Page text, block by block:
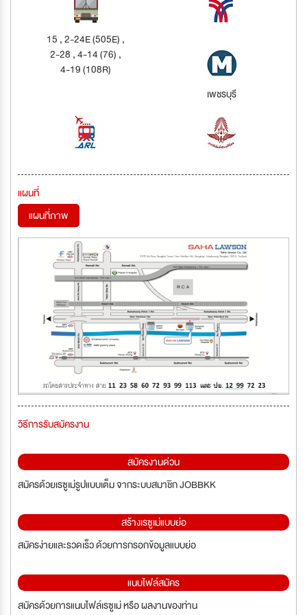
15 , 2-24E (505E) ,
2-28 , 4-14 (76) ,
4-19 (108R)
เพชรบุรี
แผนที่
แผนที่ภาพ
วิธีการรับสมัครงาน
สมัครงานด่วน
สมัครด้วยเรซูเม่รูปแบบเต็ม จากระบบสมาชิก JOBBKK
สร้างเรซูเม่แบบย่อ
สมัครง่ายและรวดเร็ว ด้วยการกรอกข้อมูลแบบย่อ
แนบไฟล์สมัคร
สมัครด้วยการแนบไฟล์เรซูเม่ หรือ ผลงานของท่าน